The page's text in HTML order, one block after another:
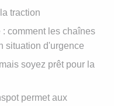
traction
comment les chaînes
situation d'urgence
soyez prêt pour la
permet aux